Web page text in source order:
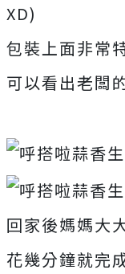
XD)
包裝上面非常
可以看出老闆
回家後媽媽大
花幾分鐘就完